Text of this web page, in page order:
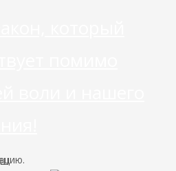
воли и нашего